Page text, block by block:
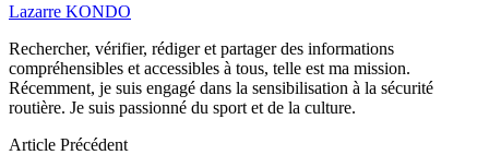
Lazarre KONDO
Rechercher, vérifier, rédiger et partager des informations
compréhensibles et accessibles à tous, telle est ma mission.
Récemment, je suis engagé dans la sensibilisation à la sécurité
routière. Je suis passionné du sport et de la culture.
Article Précédent